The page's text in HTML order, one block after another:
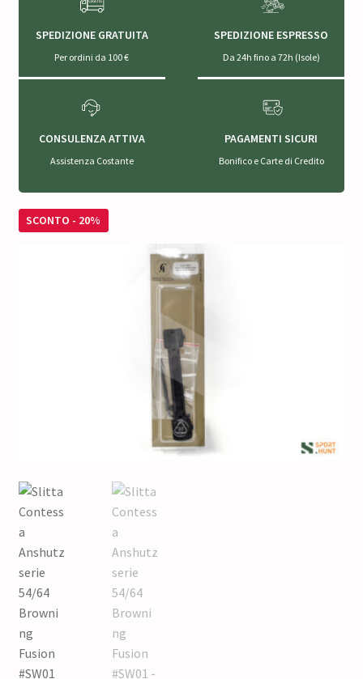
SPEDIZIONE GRATUITA
Per ordini da 100 €
SPEDIZIONE ESPRESSO
Da 24h fino a 72h (Isole)
CONSULENZA ATTIVA
Assistenza Costante
PAGAMENTI SICURI
Bonifico e Carte di Credito
SCONTO - 20%